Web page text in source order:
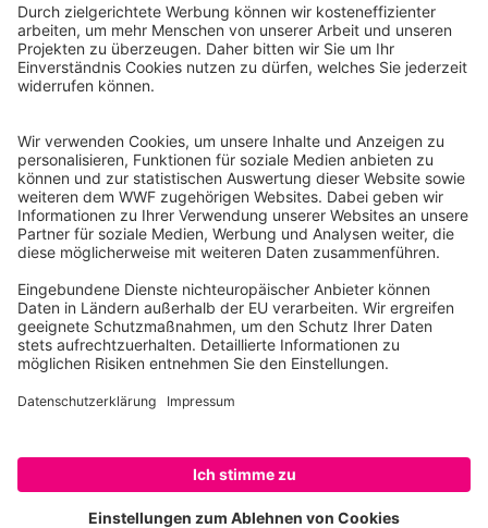
Reinhardtstr. 18
10117 Berlin
Tel.: 030-311 777 700
Ihre Spende kann steuerlich geltend gemacht werden
Registriert als Stiftung WWF Deutschland, Senatsverwaltung für
Justiz Berlin, Az: 3416/976/2
Umsatzsteuer-Identifikationsnummer: DE 114236103
Freistellungsbescheid: Als gemeinnützige Körperschaft befreit
von der Körperschaftssteuer gem. §5 I 9 KStg. unter der
Steuernummer 27/641/09321
© WWF Deutschland 2026